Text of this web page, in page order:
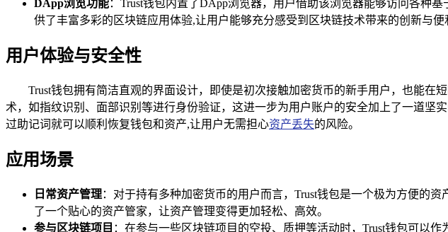
DApp浏览功能：Trust钱包内置了DApp浏览器，用户借助该浏览器能够访问各种
供了丰富多彩的区块链应用体验,让用户能够充分感受到区块链技术带来的创新与便
用户体验与安全性
Trust钱包拥有简洁直观的界面设计，即使是初次接触加密货币的新手用户，也能
术，如指纹识别、面部识别等进行身份验证，这进一步为用户账户的安全加上了一道
过助记词就可以顺利恢复钱包和资产,让用户无需担心资产丢失的风险。
应用场景
日常资产管理：对于持有多种加密货币的用户而言，Trust钱包是一个极为方便的
了一个贴心的资产管家，让资产管理变得更加轻松、高效。
参与区块链项目 ：在参与一些区块链项目的空投、质押等活动时，Trust钱包可以